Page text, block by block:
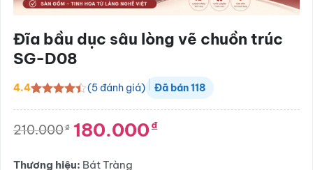
Đĩa bầu dục sâu lòng vẽ chuồn trúc
SG-D08
4.4
đánh giá
(5đánh giá) Đã bán118
210.000₫
Giá
là:
180.000₫
Giá
tại
Thương hiệu: Bát Tràng